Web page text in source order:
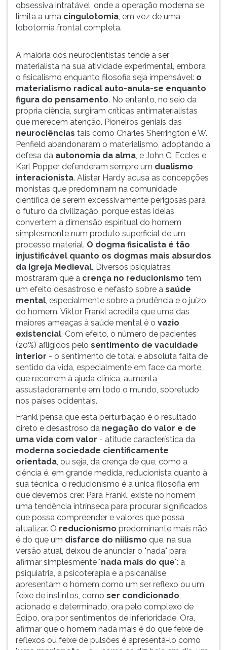
obsessiva intratável, onde a operação moderna se
limita a uma cingulotomia, em vez de uma
lobotomia frontal completa.
A maioria dos neurocientistas tende a ser
materialista na sua atividade experimental, embora
o fisicalismo enquanto filosofia seja impensável: o
materialismo radical auto-anula-se enquanto
figura do pensamento. No entanto, no seio da
própria ciência, surgiram críticas antimaterialistas
que merecem atenção. Pioneiros geniais das
neurociências tais como Charles Sherrington e W.
Penfield abandonaram o materialismo, adoptando a
defesa da autonomia da alma, e John C. Eccles e
Karl Popper defenderam sempre um dualismo
interacionista. Alistar Hardy acusa as concepções
monistas que predominam na comunidade
científica de serem excessivamente perigosas para
o futuro da civilização, porque estas ideias
convertem a dimensão espiritual do homem
simplesmente num produto superficial de um
processo material. O dogma fisicalista é tão
injustificável quanto os dogmas mais absurdos
da Igreja Medieval. Diversos psiquiatras
mostraram que a crença no reducionismo tem
um efeito desastroso e nefasto sobre a saúde
mental, especialmente sobre a prudência e o juízo
do homem. Viktor Frankl acredita que uma das
maiores ameaças à saúde mental é o vazio
existencial. Com efeito, o número de pacientes
(20%) afligidos pelo sentimento de vacuidade
interior - o sentimento de total e absoluta falta de
sentido da vida, especialmente em face da morte,
que recorrem à ajuda clínica, aumenta
assustadoramente em todo o mundo, sobretudo
nos países ocidentais.
Frankl pensa que esta perturbação é o resultado
direto e desastroso da negação do valor e de
uma vida com valor - atitude característica da
moderna sociedade cientificamente
orientada, ou seja, da crença de que, como a
ciência é, em grande medida, reducionista quanto à
sua técnica, o reducionismo é a única filosofia em
que devemos crer. Para Frankl, existe no homem
uma tendência intrínseca para procurar significados
que possa compreender e valores que possa
atualizar. O reducionismo predominante mais não
é do que um disfarce do niilismo que, na sua
versão atual, deixou de anunciar o "nada" para
afirmar simplesmente "nada mais do que": a
psiquiatria, a psicoterapia e a psicanálise
apresentam o homem como um ser reflexo ou um
feixe de instintos, como ser condicionado,
acionado e determinado, ora pelo complexo de
Édipo, ora por sentimentos de inferioridade. Ora,
afirmar que o homem nada mais é do que feixe de
reflexos ou feixe de pulsões é apresentá-lo como